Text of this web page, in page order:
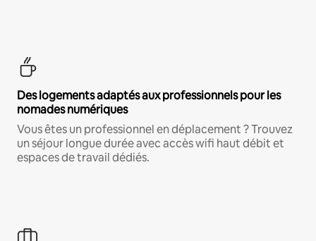
Des logements adaptés aux professionnels pour les
nomades numériques
Vous êtes un professionnel en déplacement ? Trouvez
un séjour longue durée avec accès wifi haut débit et
espaces de travail dédiés.